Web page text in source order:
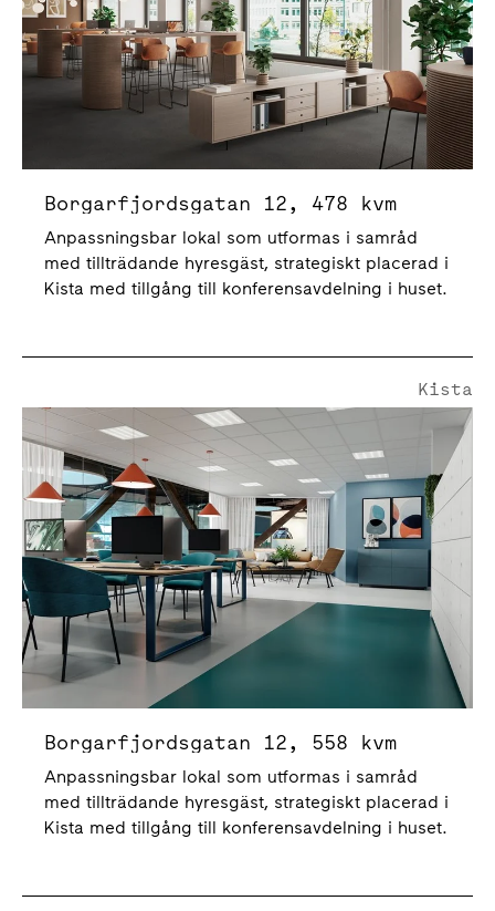
Borgarfjordsgatan 12, 478 kvm
Anpassningsbar lokal som utformas i samråd
med tillträdande hyresgäst, strategiskt placerad i
Kista med tillgång till konferensavdelning i huset.
Borgarfjordsgatan 12
Kista
Borgarfjordsgatan 12, 558 kvm
Anpassningsbar lokal som utformas i samråd
med tillträdande hyresgäst, strategiskt placerad i
Kista med tillgång till konferensavdelning i huset.